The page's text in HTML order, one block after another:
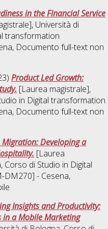
in the Financial Service
Università di
transformation
, Documento full-text non
Product Led Growth:
[Laurea magistrale],
in Digital transformation
, Documento full-text non
Migration: Developing a
[Laurea
Corso di Studio in Digital
DM270] - Cesena,
Insights and Productivity:
in a Mobile Marketing